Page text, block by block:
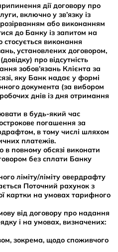
дії договору про
включно у зв’язку із
або виконанням
до Банку із запитом на
виконання
установлених договором,
про відсутність
зобов’язань Клієнта за
яку Банк надає у формі
документа (за вибором
днів із дня отримання
в будь-який час
погашення за
в тому числі шляхом
платежів.
в повному обсязі виконати
без сплати Банку
ліміту/ліміту овердрафту
Поточний рахунок з
картки на умовах тарифного
від договору про надання
і на умовах, визначених:
зокрема, щодо споживчого